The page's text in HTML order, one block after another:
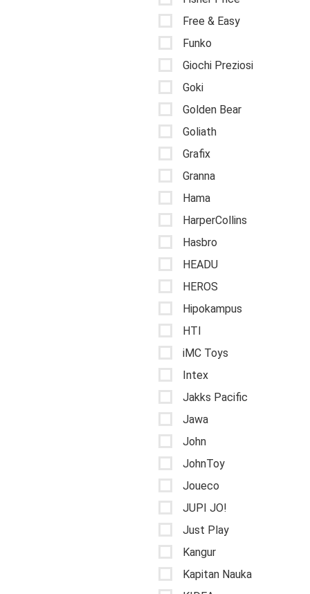
Free & Easy
Funko
Giochi Preziosi
Goki
Golden Bear
Goliath
Grafix
Granna
Hama
HarperCollins
Hasbro
HEADU
HEROS
Hipokampus
HTI
iMC Toys
Intex
Jakks Pacific
Jawa
John
JohnToy
Joueco
JUPI JO!
Just Play
Kangur
Kapitan Nauka